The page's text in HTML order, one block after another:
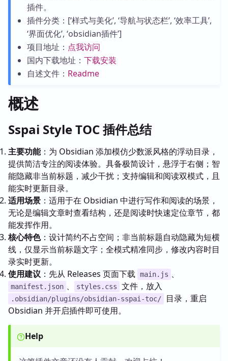
插件。
插件分类：[‘样式与美化’, ‘导航与状态栏’, ‘效率工具’,
‘界面优化’, ‘obsidian插件’]
项目地址： 点我访问
国内下载地址： 下载安装
自述文件： Readme
概述
Sspai Style TOC 插件总结
主要功能：为 Obsidian 添加模仿少数派风格的浮动目录，
提供简洁专注的阅读体验。具备极简设计，悬浮于右侧；智
能隐藏非当前标题，减少干扰；支持编辑和阅读双模式，且
能实时更新目录。
适用场景 ：适用于在 Obsidian 中进行写作和阅读的场景，
无论是编辑文章时查看结构，还是阅读时快速定位章节，都
能发挥作用。
核心特色：设计简约不占空间；非当前标题自动隐藏为短横
线，仅显示当前标题文字；全模式精准同步，修改内容时目
录实时更新。
使用建议 ：先从 Releases 页面下载 main.js 、
manifest.json 、 styles.css 文件，放入
.obsidian/plugins/obsidian-sspai-toc/
目录，重启
Obsidian 并开启插件即可使用。
Help